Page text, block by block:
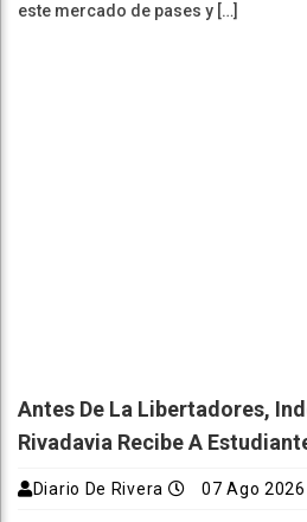
este mercado de pases y […]
Antes De La Libertadores,
Rivadavia Recibe A
Diario De Rivera 07 Ago 2026